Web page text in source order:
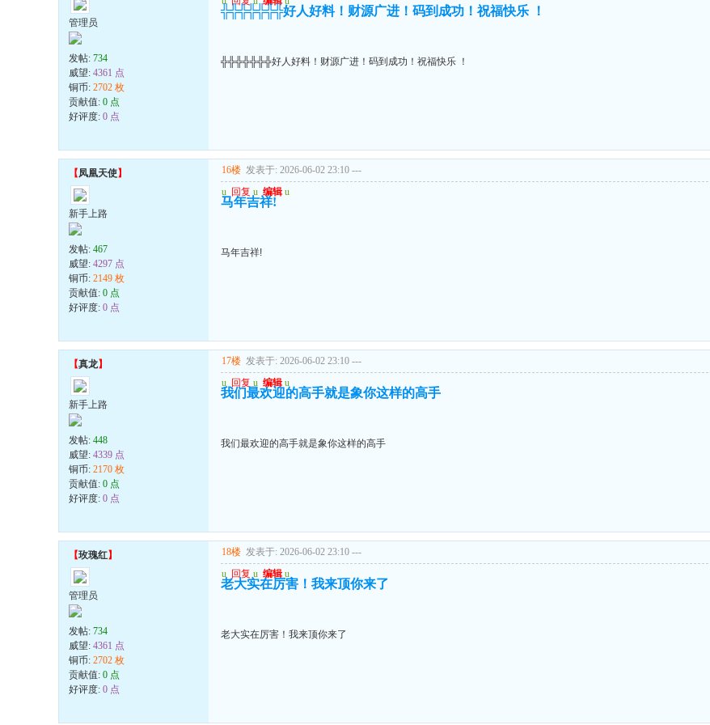
管理员
发帖: 734
威望: 4361 点
铜币: 2702 枚
贡献值: 0 点
好评度: 0 点
╬╬╬╬╬╬╬好人好料！财源广进！码到成功！祝福快乐 ！
╬╬╬╬╬╬╬好人好料！财源广进！码到成功！祝福快乐 ！
【凤凰天使】
新手上路
发帖: 467
威望: 4297 点
铜币: 2149 枚
贡献值: 0 点
好评度: 0 点
16楼 发表于: 2026-06-02 23:10 ---
u 回复 u 编辑 u
马年吉祥!
马年吉祥!
【真龙】
新手上路
发帖: 448
威望: 4339 点
铜币: 2170 枚
贡献值: 0 点
好评度: 0 点
17楼 发表于: 2026-06-02 23:10 ---
u 回复 u 编辑 u
我们最欢迎的高手就是象你这样的高手
我们最欢迎的高手就是象你这样的高手
【玫瑰红】
管理员
发帖: 734
威望: 4361 点
铜币: 2702 枚
贡献值: 0 点
好评度: 0 点
18楼 发表于: 2026-06-02 23:10 ---
u 回复 u 编辑 u
老大实在厉害！我来顶你来了
老大实在厉害！我来顶你来了